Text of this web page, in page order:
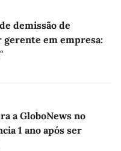
demissão de
em empresa:
a GloboNews no
1 ano após ser